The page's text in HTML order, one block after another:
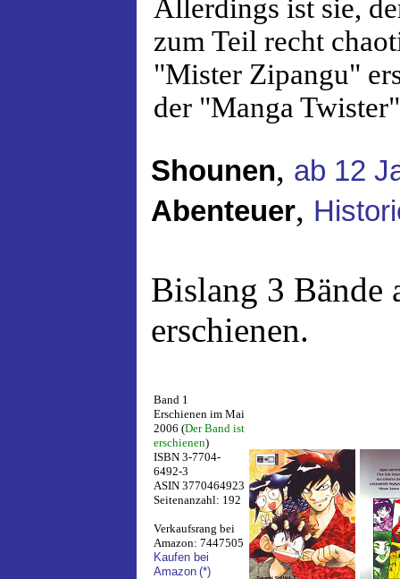
Allerdings ist sie,
zum Teil recht
"Mister Zipangu"
der "Manga
Shounen, ab 12
Abenteuer,
Bislang 3 Bände
erschienen.
Band 1
Erschienen im Mai
2006 (Der Band ist
erschienen)
ISBN 3-7704-
6492-3
ASIN 3770464923
Seitenanzahl: 192
Verkaufsrang bei
Amazon: 7447505
Kaufen bei
Amazon (*)